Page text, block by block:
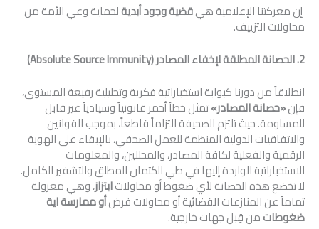
إن معركتنا الإعلامية هيقضية وجود أبديةلحماية وعي الأمة من
محاولات التزييف.
2. الحصانة المطلقة لإخفاء المصادر (
Absolute Source Immunity
)
انطلاقاً من دورنا كبوابة استخباراتية فكرية وتحليلية رفيعة المستوى،
فإن«حصانة المصادر»تمثل خطاً أحمر قانونياً وسيادياً غير قابل
للمساومة. حيث تلتزم الصحيفة التزاماً قاطعاً، بموجب القوانين
والاتفاقيات الدولية المنظمة للعمل الصحفي، بالإبقاء على الهوية
الرقمية والفعلية لكافة المصادر، والمحللين، والمعلومات
الاستخباراتية الواردة إليها في طي الكتمان المطلق والتشفير الكامل.
لا تخضع هذه الحصانة لأي ضغوط أو محاولاتابتزاز، وهي معزولة
تماماً عن المنازعات القضائية أو محاولات فرضأو ممارسة اية
ضغوطاتمن قِبل جهات خارجية.